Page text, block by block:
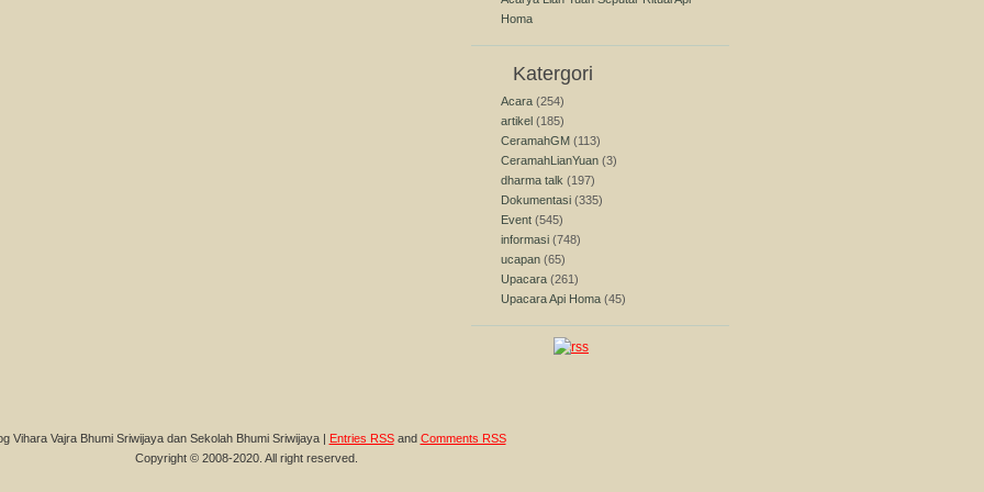
Homa
Katergori
Acara (254)
artikel (185)
CeramahGM (113)
CeramahLianYuan (3)
dharma talk (197)
Dokumentasi (335)
Event (545)
informasi (748)
ucapan (65)
Upacara (261)
Upacara Api Homa (45)
Vihara Vajra Bhumi Sriwijaya dan Sekolah Bhumi Sriwijaya | Entries RSSand Comments RSS
Copyright © 2008-2020. All right reserved.